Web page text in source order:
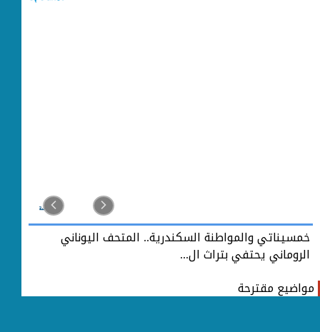
خمسيناتي والمواطنة السكندرية.. المتحف اليوناني
الروماني يحتفي بتراث ال...
مواضيع مقترحة